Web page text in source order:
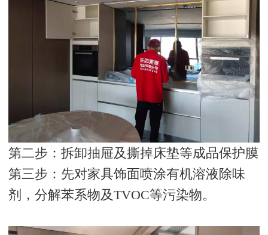
第二步：拆卸抽屉及撕掉床垫等成品保护膜
第三步：先对家具饰面喷涂有机溶液除味
剂，分解苯系物及TVOC等污染物。